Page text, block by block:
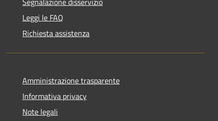
Leggi le FAQ
Richiesta assistenza
Amministrazione trasparente
Informativa privacy
Note legali